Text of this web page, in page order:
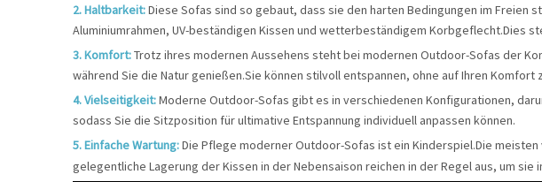
2. Haltbarkeit:Diese Sofas sind so gebaut, dass sie den harten Bedingungen im
Aluminiumrahmen, UV-beständigen Kissen und wetterbeständigem Korbgeflecht.Dies
3. Komfort:Trotz ihres modernen Aussehens steht bei modernen Outdoor-Sofas der
während Sie die Natur genießen.Sie können stilvoll entspannen, ohne auf Ihren Komfort
4. Vielseitigkeit:Moderne Outdoor-Sofas gibt es in verschiedenen Konfigurationen,
sodass Sie die Sitzposition für ultimative Entspannung individuell anpassen können.
5. Einfache Wartung:Die Pflege moderner Outdoor-Sofas ist ein Kinderspiel.Die
gelegentliche Lagerung der Kissen in der Nebensaison reichen in der Regel aus, um sie